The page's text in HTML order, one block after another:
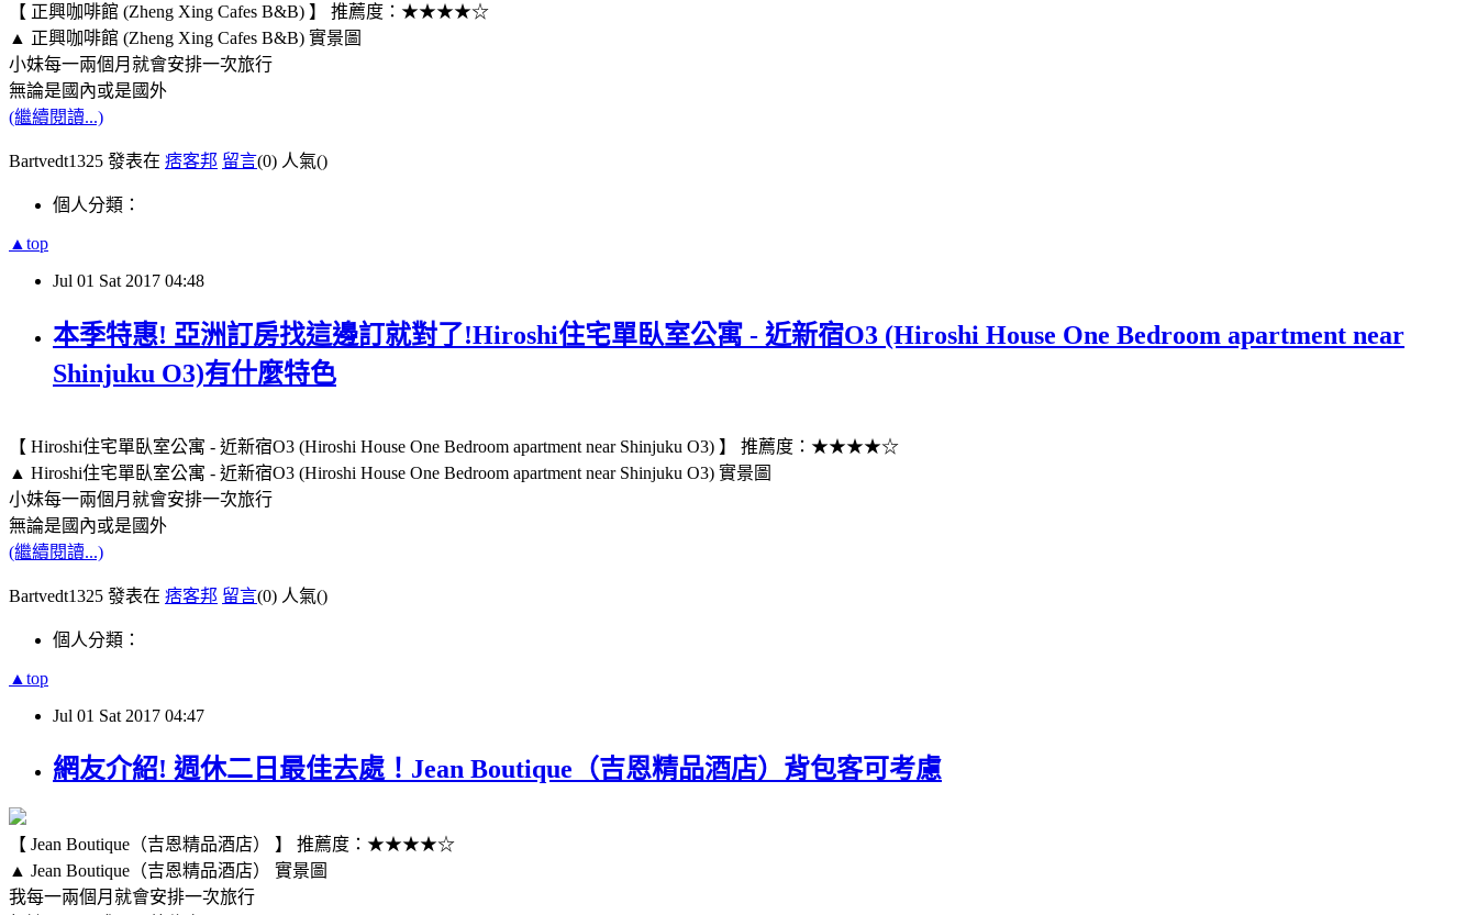
【 正興咖啡館 (Zheng Xing Cafes B&B) 】 推薦度：★★★★☆
▲ 正興咖啡館 (Zheng Xing Cafes B&B) 實景圖
小妹每一兩個月就會安排一次旅行
無論是國內或是國外
(繼續閱讀...)
Bartvedt1325 發表在 痞客邦 留言(0) 人氣()
個人分類：
▲top
Jul 01 Sat 2017 04:48
本季特惠! 亞洲訂房找這邊訂就對了!Hiroshi住宅單臥室公寓 - 近新宿O3 (Hiroshi House One Bedroom apartment near
Shinjuku O3)有什麼特色
【 Hiroshi住宅單臥室公寓 - 近新宿O3 (Hiroshi House One Bedroom apartment near Shinjuku O3) 】 推薦度：★★★★☆
▲ Hiroshi住宅單臥室公寓 - 近新宿O3 (Hiroshi House One Bedroom apartment near Shinjuku O3) 實景圖
小妹每一兩個月就會安排一次旅行
無論是國內或是國外
(繼續閱讀...)
Bartvedt1325 發表在 痞客邦 留言(0) 人氣()
個人分類：
▲top
Jul 01 Sat 2017 04:47
網友介紹! 週休二日最佳去處！Jean Boutique（吉恩精品酒店）背包客可考慮
【 Jean Boutique（吉恩精品酒店） 】 推薦度：★★★★☆
▲ Jean Boutique（吉恩精品酒店） 實景圖
我每一兩個月就會安排一次旅行